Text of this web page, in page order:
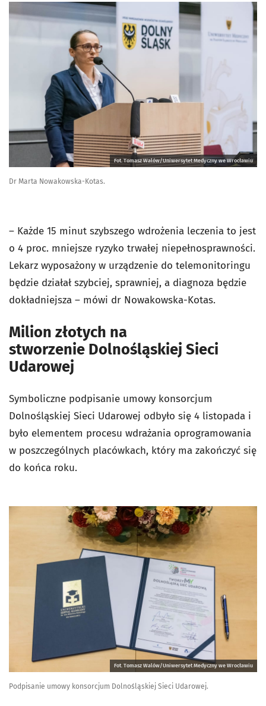
Fot. Tomasz Walów/Uniwersytet Medyczny we Wrocławiu
Dr Marta Nowakowska-Kotas.
– Każde 15 minut szybszego wdrożenia leczenia to jest
o 4 proc. mniejsze ryzyko trwałej niepełnosprawności.
Lekarz wyposażony w urządzenie do telemonitoringu
będzie działał szybciej, sprawniej, a diagnoza będzie
dokładniejsza – mówi dr Nowakowska-Kotas.
Milion złotych na
stworzenie Dolnośląskiej Sieci
Udarowej
Symboliczne podpisanie umowy konsorcjum
Dolnośląskiej Sieci Udarowej odbyło się 4 listopada i
było elementem procesu wdrażania oprogramowania
w poszczególnych placówkach, który ma zakończyć się
do końca roku.
Fot. Tomasz Walów/Uniwersytet Medyczny we Wrocławiu
Podpisanie umowy konsorcjum Dolnośląskiej Sieci Udarowej.